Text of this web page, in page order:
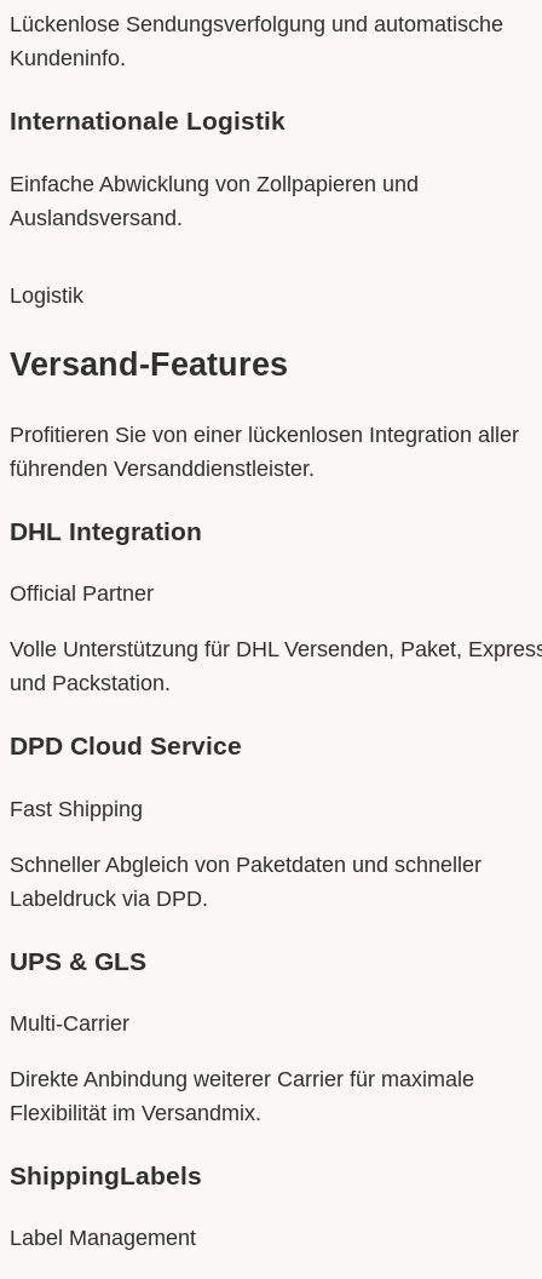
Lückenlose Sendungsverfolgung und automatische
Kundeninfo.
Internationale Logistik
Einfache Abwicklung von Zollpapieren und
Auslandsversand.
Logistik
Versand-Features
Profitieren Sie von einer lückenlosen Integration aller
führenden Versanddienstleister.
DHL Integration
Official Partner
Volle Unterstützung für DHL Versenden, Paket,
und Packstation.
DPD Cloud Service
Fast Shipping
Schneller Abgleich von Paketdaten und schneller
Labeldruck via DPD.
UPS & GLS
Multi-Carrier
Direkte Anbindung weiterer Carrier für maximale
Flexibilität im Versandmix.
ShippingLabels
Label Management